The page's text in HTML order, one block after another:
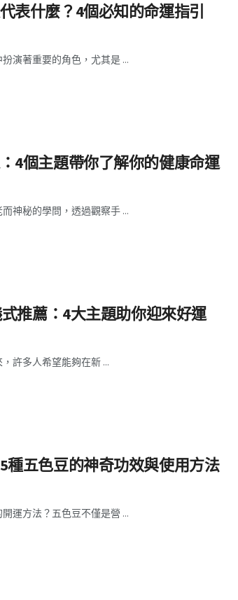
表什麼？4個必知的命運指引
演著重要的角色，尤其是 ...
4個主題帶你了解你的健康命運
神秘的學問，透過觀察手 ...
推薦：4大主題助你迎來好運
許多人希望能夠在新 ...
種五色豆的神奇功效與使用方法
運方法？五色豆不僅是營 ...